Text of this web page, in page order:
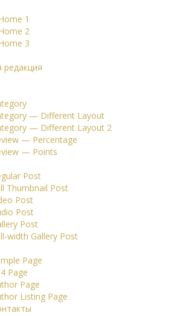
1
2
3
редакция
— Different Layout
— Different Layout 2
— Percentage
— Points
Post
Thumbnail Post
Post
Post
Post
width Gallery Post
Page
Page
Page
Listing Page